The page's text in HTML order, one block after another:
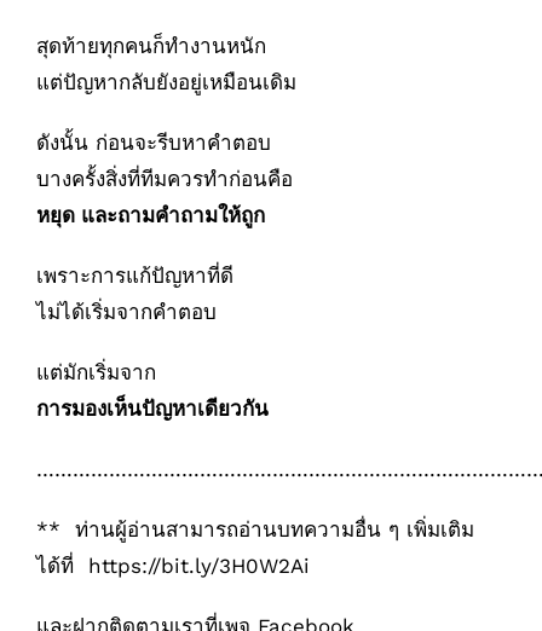
สุดท้ายทุกคนก็ทำงานหนัก
แต่ปัญหากลับยังอยู่เหมือนเดิม
ดังนั้น ก่อนจะรีบหาคำตอบ
บางครั้งสิ่งที่ทีมควรทำก่อนคือ
หยุด และถามคำถามให้ถูก
เพราะการแก้ปัญหาที่ดี
ไม่ได้เริ่มจากคำตอบ
แต่มักเริ่มจาก
การมองเห็นปัญหาเดียวกัน
** ท่านผู้อ่านสามารถอ่านบทความอื่น ๆ เพิ่มเติม
ได้ที่ https://bit.ly/3H0W2Ai